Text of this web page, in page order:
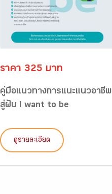
ราคา 325 บาท
คู่มือแนวทางการแนะแนวอาชีพ
สู่ฝัน I want to be
ดูรายละเอียด